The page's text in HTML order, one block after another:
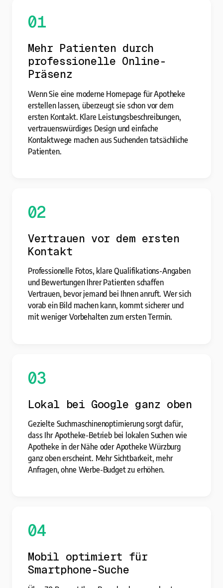
01
Mehr Patienten durch
professionelle Online-
Präsenz
Wenn Sie eine moderne Homepage für Apotheke
erstellen lassen, überzeugt sie schon vor dem
ersten Kontakt. Klare Leistungsbeschreibungen,
vertrauenswürdiges Design und einfache
Kontaktwege machen aus Suchenden tatsächliche
Patienten.
02
Vertrauen vor dem ersten
Kontakt
Professionelle Fotos, klare Qualifikations-Angaben
und Bewertungen Ihrer Patienten schaffen
Vertrauen, bevor jemand bei Ihnen anruft. Wer sich
vorab ein Bild machen kann, kommt sicherer und
mit weniger Vorbehalten zum ersten Termin.
03
Lokal bei Google ganz oben
Gezielte Suchmaschinenoptimierung sorgt dafür,
dass Ihr Apotheke-Betrieb bei lokalen Suchen wie
Apotheke in der Nähe oder Apotheke Würzburg
ganz oben erscheint. Mehr Sichtbarkeit, mehr
Anfragen, ohne Werbe-Budget zu erhöhen.
04
Mobil optimiert für
Smartphone-Suche